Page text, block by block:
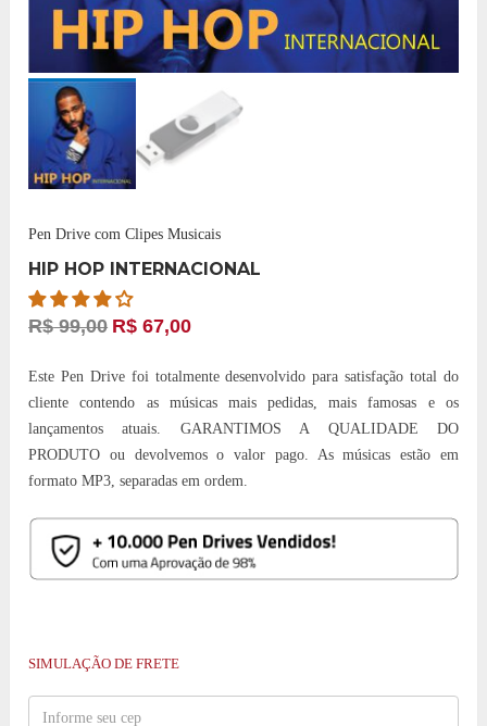
Pen Drive com Clipes Musicais
HIP HOP INTERNACIONAL
R$99,00 R$ 67,00
Este Pen Drive foi totalmente desenvolvido para satisfação total do
cliente contendo as músicas mais pedidas, mais famosas e os
lançamentos atuais. GARANTIMOS A QUALIDADE DO
PRODUTO ou devolvemos o valor pago. As músicas estão em
formato MP3, separadas em ordem.
SIMULAÇÃO DE FRETE